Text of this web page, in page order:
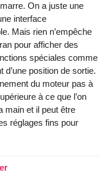
On a juste une
interface
Mais rien n’empêche
pour afficher des
spéciales comme
d’une position de sortie.
du moteur pas à
à ce que l’on
main et il peut être
réglages fins pour